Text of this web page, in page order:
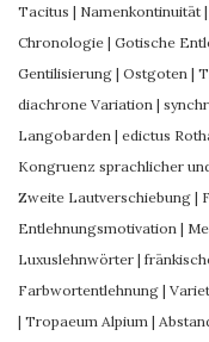
Tacitus | Namenkontinuität |
Chronologie | Gotische
Gentilisierung | Ostgoten |
diachrone Variation |
Langobarden | edictus
Kongruenz sprachlicher
Zweite Lautverschiebung |
Entlehnungsmotivation |
Luxuslehnwörter |
Farbwortentlehnung |
| Tropaeum Alpium |